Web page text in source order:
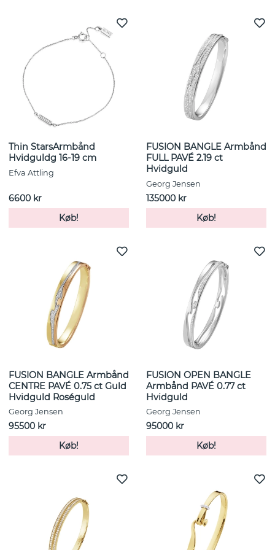
Thin StarsArmbånd
Hvidguldg 16-19 cm
Efva Attling
6600 kr
Køb!
FUSION BANGLE Armbånd
FULL PAVÉ 2.19 ct
Hvidguld
Georg Jensen
135000 kr
Køb!
FUSION BANGLE Armbånd
CENTRE PAVÉ 0.75 ct Guld
Hvidguld Roséguld
Georg Jensen
95500 kr
Køb!
FUSION OPEN BANGLE
Armbånd PAVÉ 0.77 ct
Hvidguld
Georg Jensen
95000 kr
Køb!